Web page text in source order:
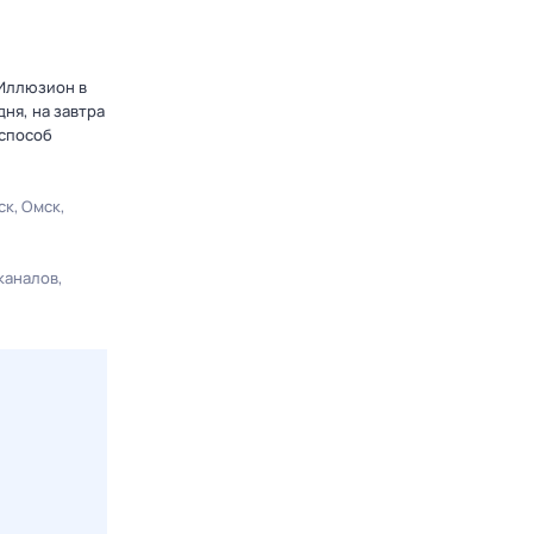
в
на завтра
Омск